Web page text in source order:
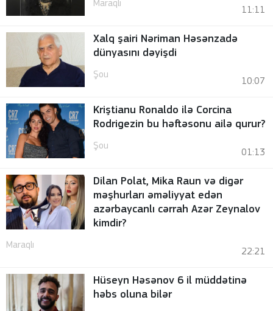
Maraqlı
11:11
Xalq şairi Nəriman Həsənzadə
dünyasını dəyişdi
Şou
10:07
Kriştianu Ronaldo ilə Corcina
Rodrigezin bu həftəsonu ailə qurur?
Şou
01:13
Dilan Polat, Mika Raun və digər
məşhurları əməliyyat edən
azərbaycanlı cərrah Azər Zeynalov
kimdir?
Maraqlı
22:21
Hüseyn Həsənov 6 il müddətinə
həbs oluna bilər